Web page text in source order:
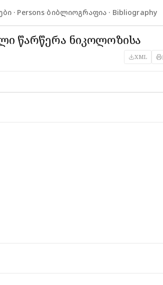
· Persons·ბიბლიოგრაფია · Bibliography
წარწერა ნიკოლოზისა
XML